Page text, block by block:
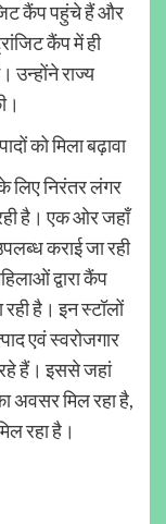
कैंप पहुंचे हैं और
कैंप में ही
उन्होंने राज्य
को मिला बढ़ावा
लिए निरंतर लंगर
है। एक ओर जहाँ
कराई जा रही
द्वारा कैंप
रही है। इन स्टॉलों
एवं स्वरोजगार
हैं। इससे जहां
अवसर मिल रहा है,
रहा है।